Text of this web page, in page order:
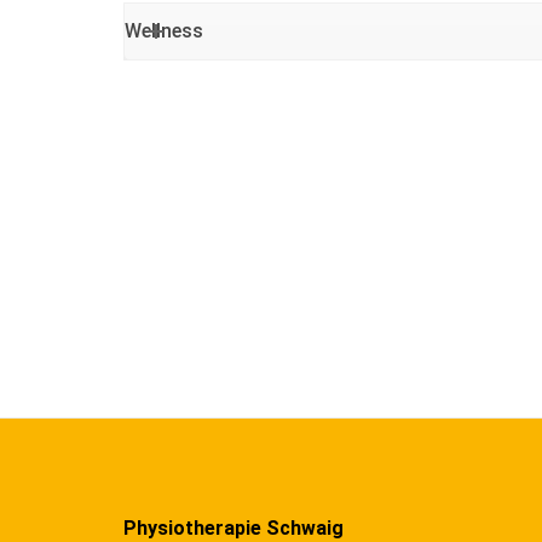
Wellness
Physiotherapie Schwaig